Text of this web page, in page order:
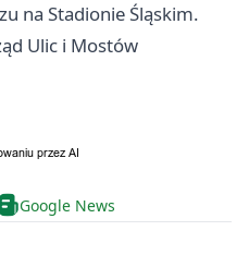
na Stadionie Śląskim.
Ulic i Mostów
Google News